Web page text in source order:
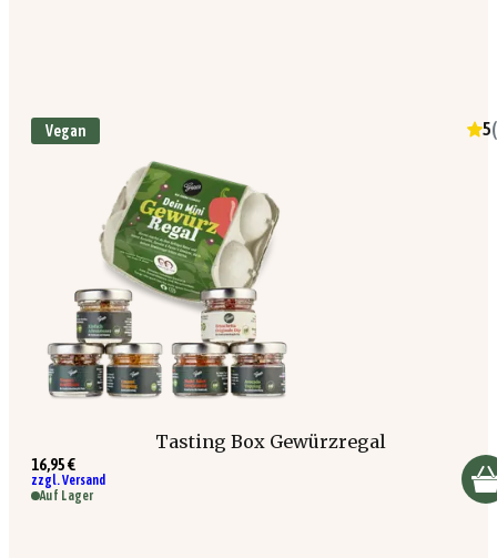
Vegan 5(
Tasting Box Gewürzregal
16,95 €
zzgl. Versand
Auf Lager